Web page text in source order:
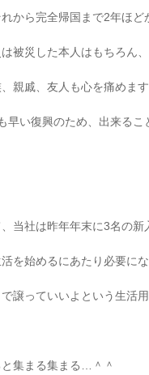
れから完全帰国まで2年ほ
被災した本人はもちろん
親戚、友人も心を痛めます
早い復興のため、出来るこ
、当社は昨年年末に3名の新
を始めるにあたり必要に
譲っていいよという生活
集まる集まる…＾＾